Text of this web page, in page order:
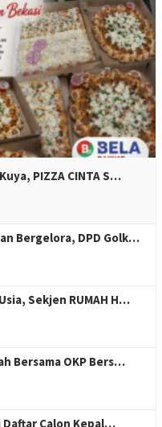
PIZZA CINTA S…
Bergelora, DPD Golk…
Sekjen RUMAH H…
Bersama OKP Bers…
Daftar Calon Kepal…